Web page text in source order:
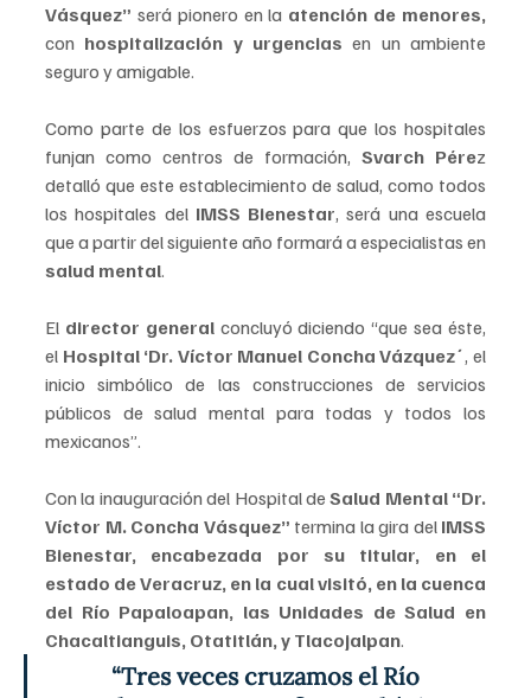
Vásquez” será pionero en la atención de menores,
con hospitalización y urgencias en un ambiente
seguro y amigable.
Como parte de los esfuerzos para que los hospitales
funjan como centros de formación, Svarch Pérez
detalló que este establecimiento de salud, como todos
los hospitales del IMSS Bienestar, será una escuela
salud mental.
El director general concluyó diciendo “que sea éste,
el Hospital ‘Dr. Víctor Manuel Concha Vázquez´, el
inicio simbólico de las construcciones de servicios
públicos de salud mental para todas y todos los
mexicanos”.
Con la inauguración del Hospital de Salud Mental “Dr.
Víctor M. Concha Vásquez” termina la gira del IMSS
Bienestar, encabezada por su titular, en el
estado de Veracruz, en la cual visitó, en la cuenca
del Río Papaloapan, las Unidades de Salud en
Chacaltianguis, Otatitlán, y Tlacojalpan.
“Tres veces cruzamos el Río